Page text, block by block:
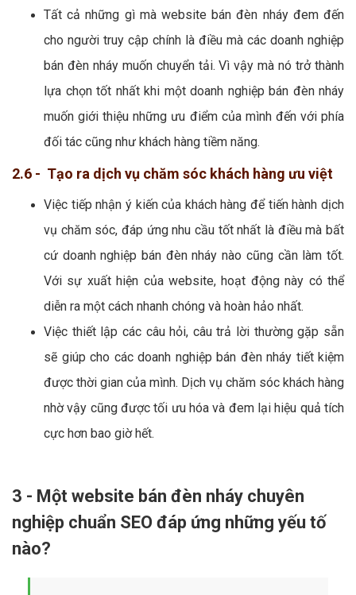
Tất cả những gì mà website bán đèn nháy đem đến
cho người truy cập chính là điều mà các doanh nghiệp
bán đèn nháy muốn chuyển tải. Vì vậy mà nó trở thành
lựa chọn tốt nhất khi một doanh nghiệp bán đèn nháy
muốn giới thiệu những ưu điểm của mình đến với phía
đối tác cũng như khách hàng tiềm năng.
2.6 - Tạo ra dịch vụ chăm sóc khách hàng ưu việt
Việc tiếp nhận ý kiến của khách hàng để tiến hành dịch
vụ chăm sóc, đáp ứng nhu cầu tốt nhất là điều mà bất
cứ doanh nghiệp bán đèn nháy nào cũng cần làm tốt.
Với sự xuất hiện của website, hoạt động này có thể
diễn ra một cách nhanh chóng và hoàn hảo nhất.
Việc thiết lập các câu hỏi, câu trả lời thường gặp sẵn
sẽ giúp cho các doanh nghiệp bán đèn nháy tiết kiệm
được thời gian của mình. Dịch vụ chăm sóc khách hàng
nhờ vậy cũng được tối ưu hóa và đem lại hiệu quả tích
cực hơn bao giờ hết.
3 - Một website bán đèn nháy chuyên
nghiệp chuẩn SEO đáp ứng những yếu tố
nào?